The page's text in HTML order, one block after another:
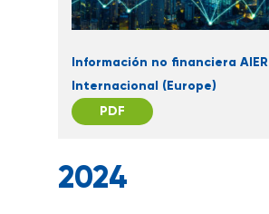
Información no financiera AIER
Internacional (Europe)
PDF
2024